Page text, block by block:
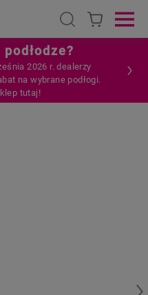
Open search
2026 r. dealerzy
na wybrane podłogi.
tutaj!